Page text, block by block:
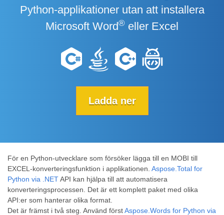
Python-applikationer utan att installera
Microsoft Word® eller Excel
Ladda ner
För en Python-utvecklare som försöker lägga till en MOBI till
EXCEL-konverteringsfunktion i applikationen. Aspose.Total for
Python via .NETAPI kan hjälpa till att automatisera
konverteringsprocessen. Det är ett komplett paket med olika
API:er som hanterar olika format.
Det är främst i två steg. Använd förstAspose.Words for Python via